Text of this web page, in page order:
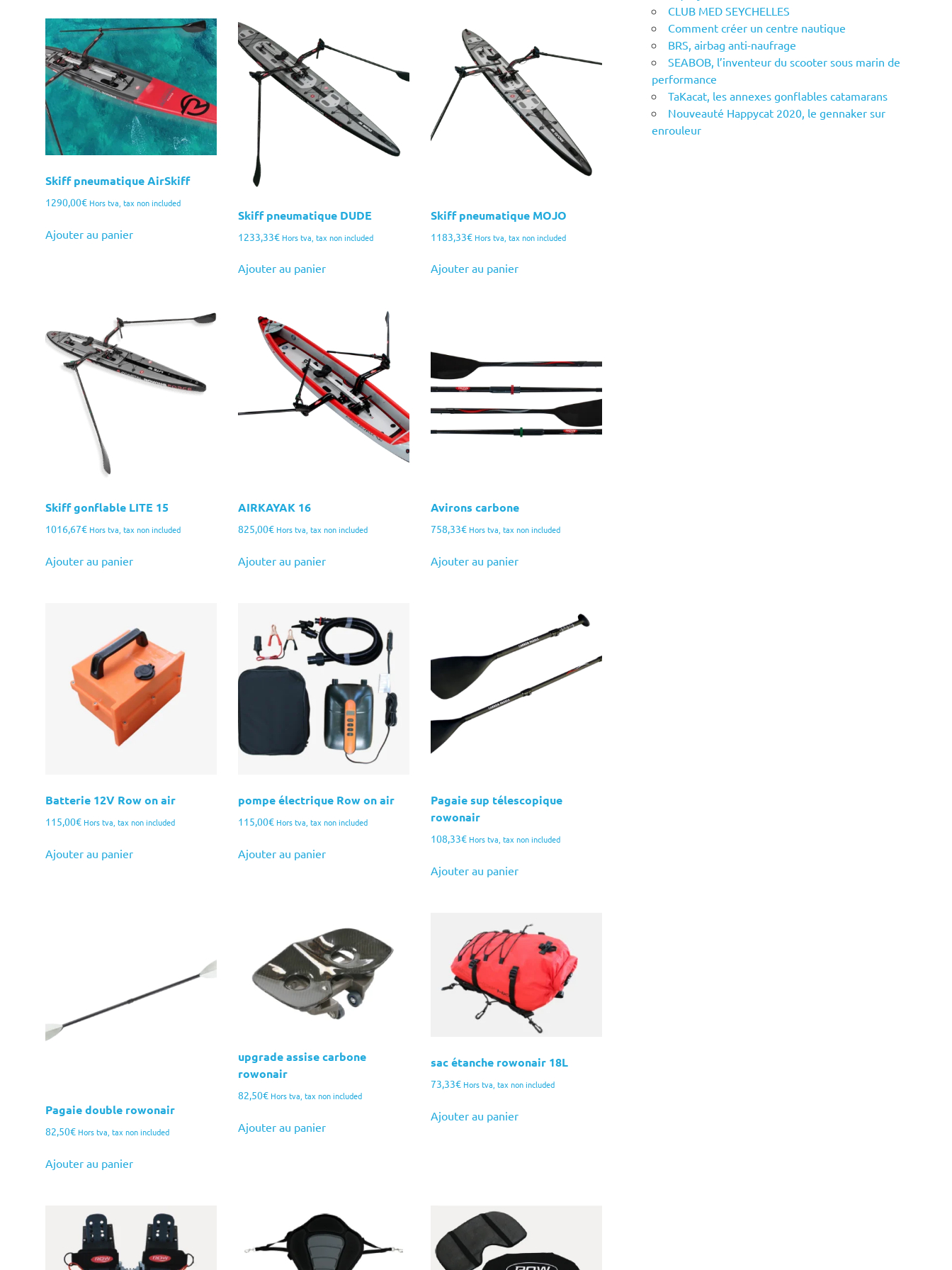
variations.
Les
options
peuvent
être
choisies
sur
la
du
produit
Les
options
peuvent
être
choisies
sur
Skiff pneumatique AirSkiff
1290,00€ Hors tva, tax non included
Ajouter au panier
Skiff pneumatique DUDE
1233,33€ Hors tva, tax non included
Ajouter au panier
Skiff pneumatique MOJO
1183,33€ Hors tva, tax non included
Ajouter au panier
Skiff gonflable LITE 15
1016,67€ Hors tva, tax non included
Ajouter au panier
AIRKAYAK 16
825,00€ Hors tva, tax non included
Ajouter au panier
Avirons carbone
758,33€ Hors tva, tax non included
Ajouter au panier
Batterie 12V Row on air
115,00€ Hors tva, tax non included
Ajouter au panier
pompe électrique Row on air
115,00€ Hors tva, tax non included
Ajouter au panier
Pagaie sup télescopique
rowonair
108,33€ Hors tva, tax non included
Ajouter au panier
Pagaie double rowonair
82,50€ Hors tva, tax non included
Ajouter au panier
upgrade assise carbone
rowonair
82,50€ Hors tva, tax non included
Ajouter au panier
sac étanche rowonair 18L
73,33€ Hors tva, tax non included
Ajouter au panier
CLUB MED SEYCHELLES
Comment créer un centre nautique
BRS, airbag anti-naufrage
SEABOB, l’inventeur du scooter sous marin de
performance
TaKacat, les annexes gonflables catamarans
Nouveauté Happycat 2020, le gennaker sur
enrouleur